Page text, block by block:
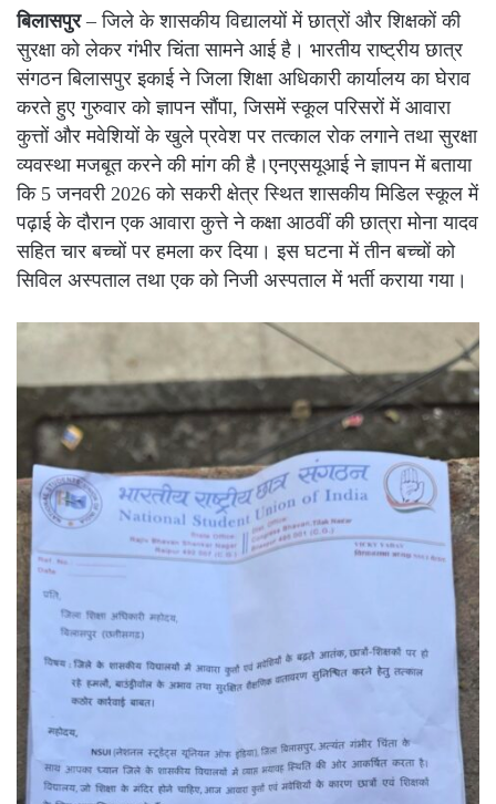
बिलासपुर– जिले के शासकीय विद्यालयों में छात्रों और शिक्षकों की
सुरक्षा को लेकर गंभीर चिंता सामने आई है। भारतीय राष्ट्रीय छात्र
संगठन बिलासपुर इकाई ने जिला शिक्षा अधिकारी कार्यालय का घेराव
करते हुए गुरुवार को ज्ञापन सौंपा, जिसमें स्कूल परिसरों में आवारा
कुत्तों और मवेशियों के खुले प्रवेश पर तत्काल रोक लगाने तथा सुरक्षा
व्यवस्था मजबूत करने की मांग की है।एनएसयूआई ने ज्ञापन में बताया
कि 5 जनवरी 2026 को सकरी क्षेत्र स्थित शासकीय मिडिल स्कूल में
पढ़ाई के दौरान एक आवारा कुत्ते ने कक्षा आठवीं की छात्रा मोना यादव
सहित चार बच्चों पर हमला कर दिया। इस घटना में तीन बच्चों को
सिविल अस्पताल तथा एक को निजी अस्पताल में भर्ती कराया गया।